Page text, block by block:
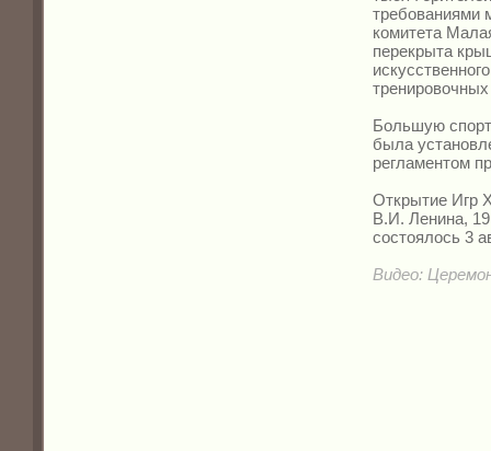
требованиями
комитета
перекрыта
Большую
была
регламентом
Открытие Игр
В.И. Ленина,
состоялось 3
Видео: